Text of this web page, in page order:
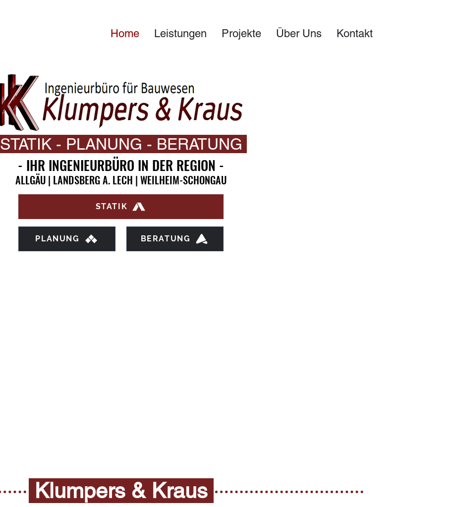
Home Leistungen Projekte Über Uns Kontakt
- IHR INGENIEURBÜRO IN DER REGION -
- IHR INGENIEURBÜRO IN DER REGION -
ALLGÄU | LANDSBERG A. LECH | WEILHEIM-SCHONGAU
ALLGÄU | LANDSBERG A. LECH | WEILHEIM-SCHONGAU
BERATUNG
STATIK
PLANUNG
STATIK - PLANUNG - BERATUNG
Klumpers & Kraus